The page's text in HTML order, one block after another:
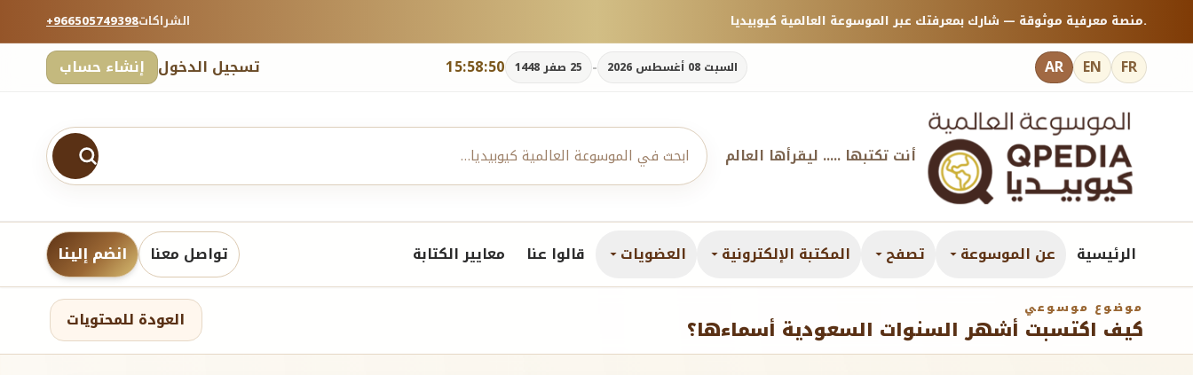
+966505749398الشراكات منصة معرفية موثوقة — شارك بمعرفتك عبر الموسوعة العالمية كيوبيديا.
تسجيل الدخول إنشاء حساب 15:58:52 السبت 08 أغسطس 2026 - 25 صفر 1448 AR EN FR
أنت تكتبها ..... ليقرأها العالم
الرئيسية عن الموسوعة تصفح المكتبة الإلكترونية العضويات قالوا عنا معايير الكتابة تواصل معنا انضم إلينا
موضوع موسوعي
كيف اكتسبت أشهر السنوات السعودية أسماءها؟ العودة للمحتويات